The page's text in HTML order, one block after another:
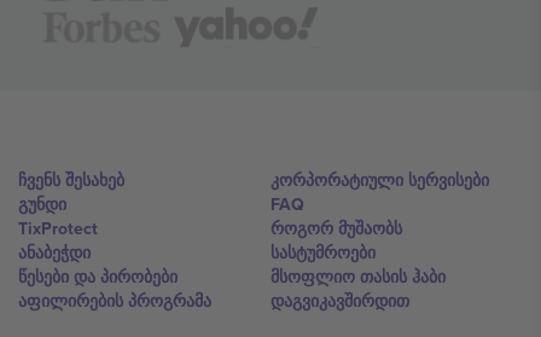
ჩვენს შესახებ
გუნდი
TixProtect
ანაბეჭდი
წესები და პირობები
აფილირების პროგრამა
კორპორატიული სერვისები
FAQ
როგორ მუშაობს
სასტუმროები
მსოფლიო თასის ჰაბი
დაგვიკავშირდით